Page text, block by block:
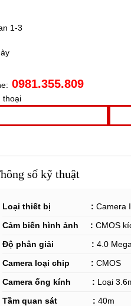
1-3
0981.355.809
thoại
số kỹ thuật
Loại thiết bị : Camera
Cảm biến hình ảnh : CMOS
Độ phân giải : 4.0
Camera loại chip : CMOS
Camera ống kính : Loại
Tầm quan sát : 40m